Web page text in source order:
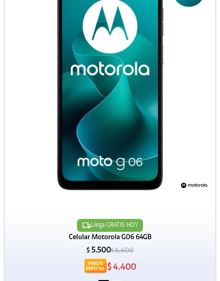
Llega GRATIS HOY
Celular Motorola G06 64GB
$ 5.500$6.600
$4.400